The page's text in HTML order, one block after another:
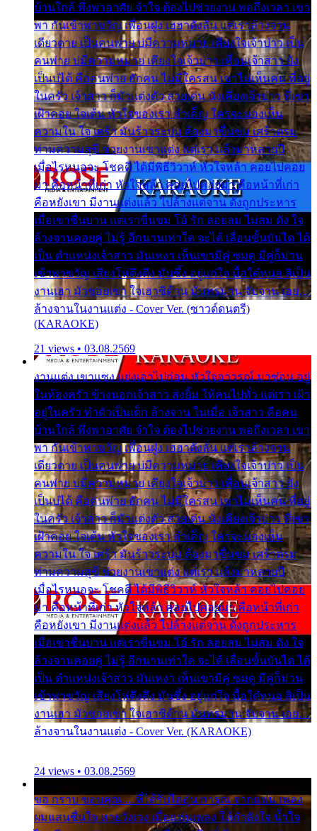
บ้านใกล้ พึ่งพาอาศัย จำใจ ต้องไปช่วยงาน พอถึงเวลา เขา
พา กันเข้าพาขวัญ เพื่อนฝูง เฮฮาดังลั่น แต่เราล้างจาน
เดียวดาย เป็นคนพ่าย บ่มีความหมาย เคียงใจเจ้าบ่าว เป็น
คนพ่าย บ่มีความหมาย เคียงใจเจ้าบ่าว เพื่อนเจ้าสาว ยัง
เป็นบ่ได้ คือคนพ่าย ฮักคน ไม่มีใครสน เขาไม่เห็นคน ที่อยู่
ในครัว เจ้าสาว ก็มัวแต่งตัว สวยเด่น นั่งเคียงเจ้าบ่าว ที่เขา
เฝ้าคอย ใจเต้น หัวใจของเรา ลำเค็ญ ใครจะมองเห็น
ความใน ใจ เศร้า มันร้าวระบม ต้องมาขื่นขม เศร้าตรม
ท่ามความสุขี ช่วยงานเขาแต่ง แต่เรา แล้งมาหลายปี
เมื่อไรหนอจะ โชคดี ได้มีพิธีวิวาห์ หัวใจหล้า คอยไปคอย
มา คือหน้าที่เก่า หัวใจหล้า คอยไปคอยมา คือหน้าที่เก่า
คือหยังเขา มีงานแต่งแล้ว ไปล้างแต่จาน ดั่งถูกประหาร
เมื่อเขาชื่นบาน แต่เราขื่นขม โอ้ รัก ลอยลม ไม่สม ดัง ใจ
ล้างจานคอยคู่ ไม่รู้ อีกนานเท่าใด จะได้ เลื่อนขั้นบันได ได้
เป็น ตำแหน่งเจ้าสาว มันเหงา เห็นเขามีคู่ ซมดู มีคู่ก็ม่วน
เข้าพาขวัญ เสียงโห่ตึงตึง มันซึ้ง อยู่แก่ใจ มื้อใด๋หนอ สิเป็น
งานเฮา มัวซอยเขา ใจเฮาซิด้าน มันทรมาน จับจาน เอย…
ล้างจานในงานแต่ง - Cover Ver. (ซาวด์ดนตรี)
(KARAOKE)
21 views • 03.08.2569
งานแต่ง เขาแซง แย่งเอาไปก่อน หัวใจอาวรณ์ มาซ่อน อยู่
ในห้องครัว ข้างนอกเจ้าสาว ส่งยิ้ม ให้คนไปทั่ว แต่เรา เฝ้า
อยู่ในครัว ทำตัวเป็นเด็ก ล้างจาน ในเมื่อ เจ้าสาว คือคน
บ้านใกล้ พึ่งพาอาศัย จำใจ ต้องไปช่วยงาน พอถึงเวลา เขา
พา กันเข้าพาขวัญ เพื่อนฝูง เฮฮาดังลั่น แต่เราล้างจาน
เดียวดาย เป็นคนพ่าย บ่มีความหมาย เคียงใจเจ้าบ่าว เป็น
คนพ่าย บ่มีความหมาย เคียงใจเจ้าบ่าว เพื่อนเจ้าสาว ยัง
เป็นบ่ได้ คือคนพ่าย ฮักคน ไม่มีใครสน เขาไม่เห็นคน ที่อยู่
ในครัว เจ้าสาว ก็มัวแต่งตัว สวยเด่น นั่งเคียงเจ้าบ่าว ที่เขา
เฝ้าคอย ใจเต้น หัวใจของเรา ลำเค็ญ ใครจะมองเห็น
ความใน ใจ เศร้า มันร้าวระบม ต้องมาขื่นขม เศร้าตรม
ท่ามความสุขี ช่วยงานเขาแต่ง แต่เรา แล้งมาหลายปี
เมื่อไรหนอจะ โชคดี ได้มีพิธีวิวาห์ หัวใจหล้า คอยไปคอย
มา คือหน้าที่เก่า หัวใจหล้า คอยไปคอยมา คือหน้าที่เก่า
คือหยังเขา มีงานแต่งแล้ว ไปล้างแต่จาน ดั่งถูกประหาร
เมื่อเขาชื่นบาน แต่เราขื่นขม โอ้ รัก ลอยลม ไม่สม ดัง ใจ
ล้างจานคอยคู่ ไม่รู้ อีกนานเท่าใด จะได้ เลื่อนขั้นบันได ได้
เป็น ตำแหน่งเจ้าสาว มันเหงา เห็นเขามีคู่ ซมดู มีคู่ก็ม่วน
เข้าพาขวัญ เสียงโห่ตึงตึง มันซึ้ง อยู่แก่ใจ มื้อใด๋หนอ สิเป็น
งานเฮา มัวซอยเขา ใจเฮาซิด้าน มันทรมาน จับจาน เอย…
ล้างจานในงานแต่ง - Cover Ver. (KARAOKE)
24 views • 03.08.2569
ขอ กราบ ขอบคุณ.... ที่ได้รับไออุ่น การุณ จากแฟน เพลง
ผมแสนชื่นใจ หายวังเวง เมื่อแฟนเพลง ให้กำลังใจ น้ำใจ